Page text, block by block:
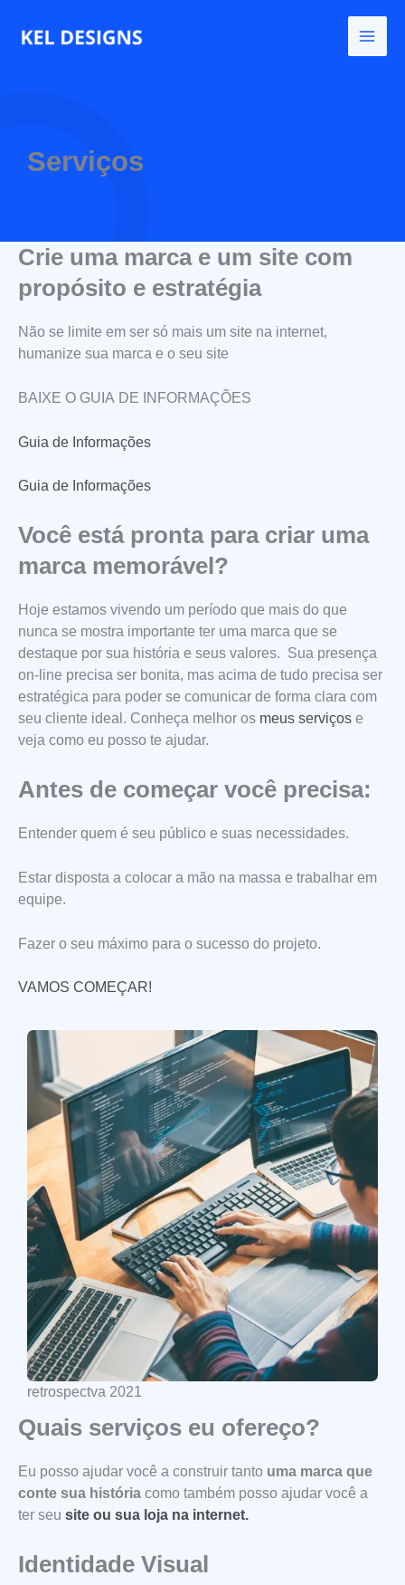
para
Serviços
Crie uma marca e um site com
propósito e estratégia
Não se limite em ser só mais um site na internet,
humanize sua marca e o seu site
BAIXE O GUIA DE INFORMAÇÕES
Guia de Informações
Guia de Informações
Você está pronta para criar uma
marca memorável?
Hoje estamos vivendo um período que mais do que
nunca se mostra importante ter uma marca que se
destaque por sua história e seus valores. Sua presença
on-line precisa ser bonita, mas acima de tudo precisa ser
estratégica para poder se comunicar de forma clara com
seu cliente ideal. Conheça melhor os meus serviços e
veja como eu posso te ajudar.
Antes de começar você precisa:
Entender quem é seu público e suas necessidades.
Estar disposta a colocar a mão na massa e trabalhar em
equipe.
Fazer o seu máximo para o sucesso do projeto.
VAMOS COMEÇAR!
retrospectva 2021
Quais serviços eu ofereço?
Eu posso ajudar você a construir tanto uma marca que
conte sua história como também posso ajudar você a
ter seu site ou sua loja na internet.
Identidade Visual